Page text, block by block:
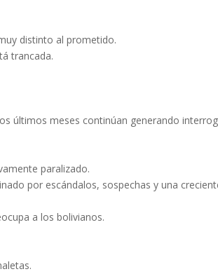
distinto al prometido.
trancada.
últimos meses continúan generando
paralizado.
por escándalos, sospechas y una
a los bolivianos.